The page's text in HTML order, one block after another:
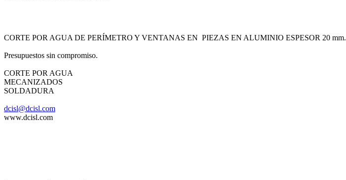
CORTE POR AGUA DE PERÍMETRO Y VENTANAS EN PIEZAS EN ALUMINIO ESPESOR 20 mm.
Presupuestos sin compromiso.
CORTE POR AGUA
MECANIZADOS
SOLDADURA
dcisl@dcisl.com
www.dcisl.com